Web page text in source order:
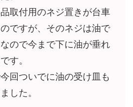
取付用のネジ置きが台車
ですが、そのネジは油で
ので今まで下に油が垂れ
す。
回ついでに油の受け皿も
した。